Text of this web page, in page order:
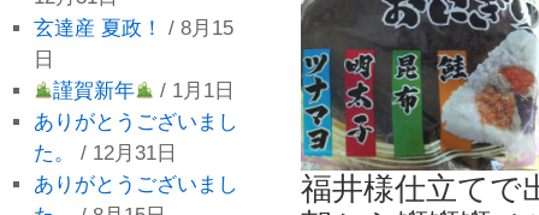
福井様仕立てで
玄達産 夏政！
/ 8月15
日
謹賀新年
/ 1月1日
ありがとうございまし
た。
/ 12月31日
ありがとうございまし